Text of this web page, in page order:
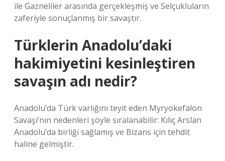
ile Gazneliler arasında gerçekleşmiş ve Selçukluların
zaferiyle sonuçlanmış bir savaştır.
Türklerin Anadolu’daki
hakimiyetini kesinleştiren
savaşın adı nedir?
Anadolu’da Türk varlığını teyit eden Myryokefalon
Savaşı’nın nedenleri şöyle sıralanabilir: Kılıç Arslan
Anadolu’da birliği sağlamış ve Bizans için tehdit
haline gelmiştir.